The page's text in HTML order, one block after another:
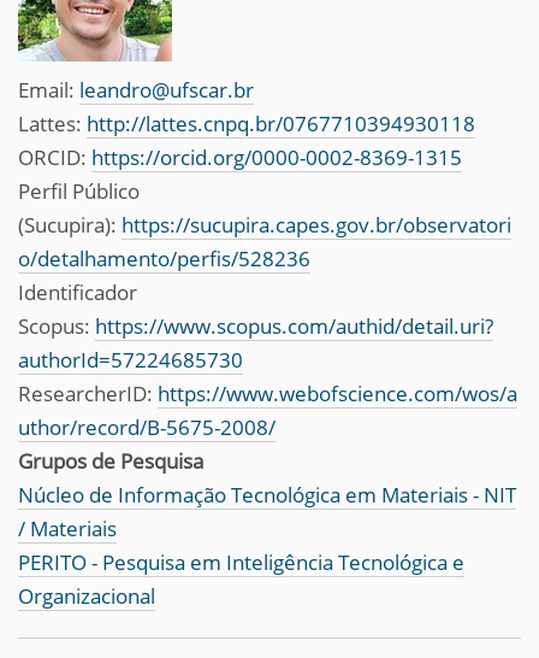
Email: leandro@ufscar.br
Lattes: http://lattes.cnpq.br/0767710394930118
ORCID: https://orcid.org/0000-0002-8369-1315
Perfil Público
(Sucupira): https://sucupira.capes.gov.br/observatori
o/detalhamento/perfis/528236
Identificador
Scopus: https://www.scopus.com/authid/detail.uri?
authorId=57224685730
ResearcherID: https://www.webofscience.com/wos/a
uthor/record/B-5675-2008/
Grupos de Pesquisa
Núcleo de Informação Tecnológica em Materiais - NIT
/ Materiais
PERITO - Pesquisa em Inteligência Tecnológica e
Organizacional